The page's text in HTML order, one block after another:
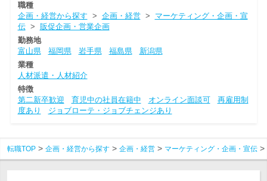
職種
企画・経営から探す > 企画・経営> マーケティング・企画・宣
伝> 販促企画・営業企画
勤務地
富山県
福岡県 岩手県 福島県
新潟県
業種
人材派遣・人材紹介
特徴
第二新卒歓迎
育児中の社員在籍中 オンライン面談可
再雇用制
度あり
ジョブローテ・ジョブチェンジあり
転職TOP 企画・経営から探す 企画・経営 マーケティング・企画・宣伝